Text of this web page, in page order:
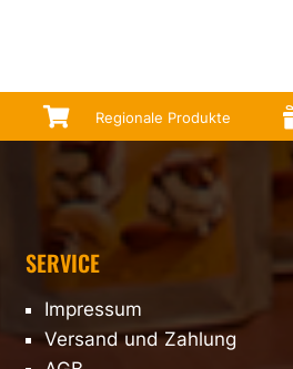
 Regionale Produkte
SERVICE
Impressum
Versand und Zahlung